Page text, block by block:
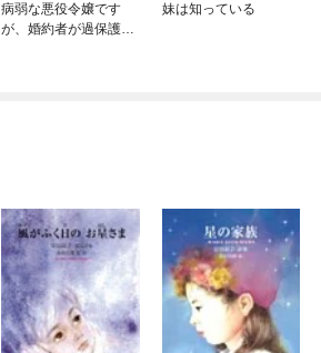
病弱な悪役令嬢です
が、婚約者が過保護す
妹は知っている